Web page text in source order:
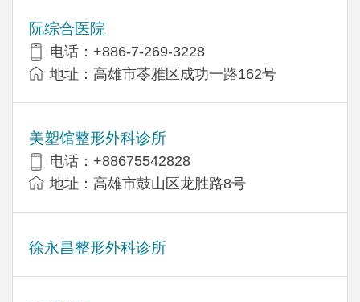
阮综合医院
电话：+886-7-269-3228
地址：高雄市苓雅区成功一路162号
美塑馆整形外科诊所
电话：+88675542828
地址：高雄市鼓山区龙胜路8号
徐永昌整形外科诊所